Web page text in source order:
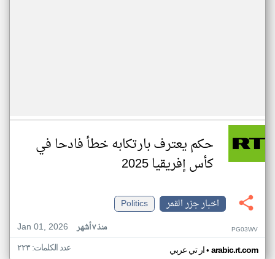
حكم يعترف بارتكابه خطأ فادحا في
كأس إفريقيا 2025
اخبار جزر القمر
Politics
Jan 01, 2026
منذ ٧ أشهر PG03WV
ار تي عربي• arabic.rt.com عدد الكلمات: ٢٢٣